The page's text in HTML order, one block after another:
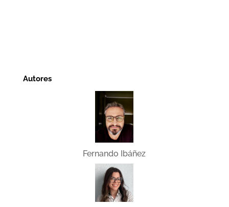
Autores
Fernando Ibáñez